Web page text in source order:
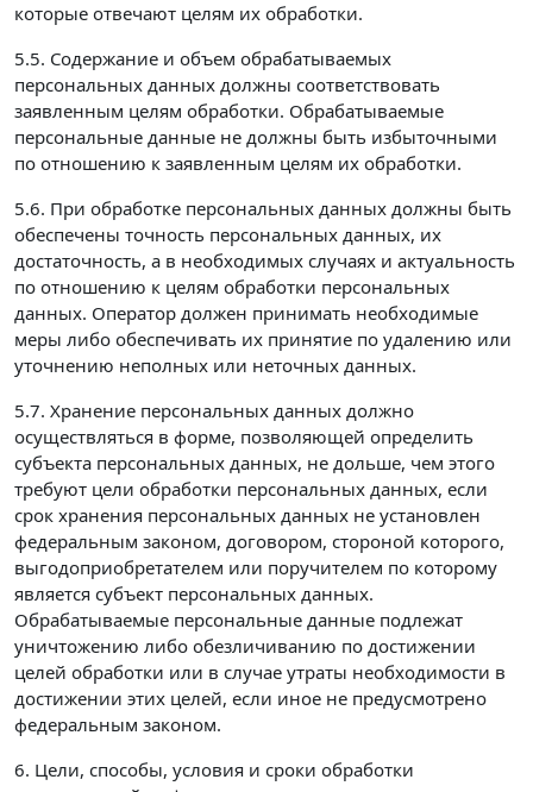
которые отвечают целям их обработки.
5.5. Содержание и объем обрабатываемых
персональных данных должны соответствовать
заявленным целям обработки. Обрабатываемые
персональные данные не должны быть избыточными
по отношению к заявленным целям их обработки.
5.6. При обработке персональных данных должны быть
обеспечены точность персональных данных, их
достаточность, а в необходимых случаях и актуальность
по отношению к целям обработки персональных
данных. Оператор должен принимать необходимые
меры либо обеспечивать их принятие по удалению или
уточнению неполных или неточных данных.
5.7. Хранение персональных данных должно
осуществляться в форме, позволяющей определить
субъекта персональных данных, не дольше, чем этого
требуют цели обработки персональных данных, если
срок хранения персональных данных не установлен
федеральным законом, договором, стороной которого,
выгодоприобретателем или поручителем по которому
является субъект персональных данных.
Обрабатываемые персональные данные подлежат
уничтожению либо обезличиванию по достижении
целей обработки или в случае утраты необходимости в
достижении этих целей, если иное не предусмотрено
федеральным законом.
6. Цели, способы, условия и сроки обработки